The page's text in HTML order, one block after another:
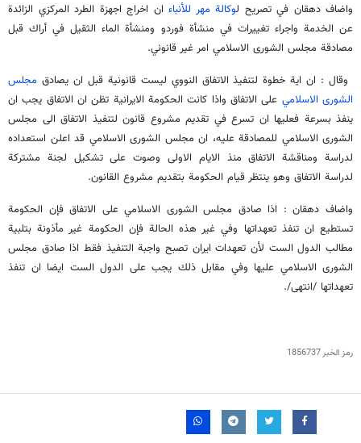
واضاف دهقان في تصريح لوكالة مهر للأنباء ان اخراج اجهزة الطرد المركزي الزائدة
عن الخدمة واجراء تغييرات في منشأة فوردو ومنشأة الماء الثقيل في أراك قبل
مصادقة مجلس الشورى الاسلامي امر غير قانوني.
وقال : ان اية خطوة لتنفيذ الاتفاق النووي ليست قانونية قبل ان يصادق مجلس
الشورى الاسلامي على الاتفاق واذا كانت الحكومة الايرانية تظن ان الاتفاق يجب ان
ينفذ بسرعة فعليها ان تسرع في تقديم مشروع قانون لتنفيذ الاتفاق الى مجلس
الشورى الاسلامي للمصادقة عليه، ان مجلس الشورى الاسلامي قد اعلن استعداده
لدراسة ومناقشة الاتفاق منذ الايام الاولى وصوت على تشكيل لجنة مشتركة
لدراسة الاتفاق وهو ينتظر قيام الحكومة بتقديم مشروع القانون.
واضاف دهقان : اذا صادق مجلس الشورى الاسلامي على الاتفاق فإن الحكومة
تستطيع ان تنفذ تعهداتها وفي غير هذه الحالة فإن الحكومة غير مأذونة بتلبية
مطالب الدول الست لأن تعهدات ايران تصبح واجبة التنفيذ فقط اذا صادق مجلس
الشورى الاسلامي عليها وفي مقابل ذلك يجب على الدول الست ايضا ان تنفذ
تعهداتها /انتهى/.
رمز الخبر1856737